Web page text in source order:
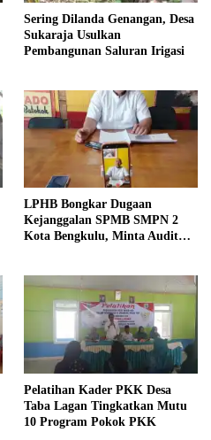
Sering Dilanda Genangan, Desa
Sukaraja Usulkan
Pembangunan Saluran Irigasi
LPHB Bongkar Dugaan
Kejanggalan SPMB SMPN 2
Kota Bengkulu, Minta Audit
Pelatihan Kader PKK Desa
Taba Lagan Tingkatkan Mutu
10 Program Pokok PKK